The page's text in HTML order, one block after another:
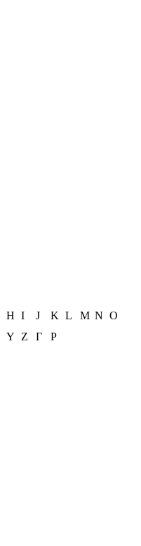
H I J K L M N O
Y Z Г Р